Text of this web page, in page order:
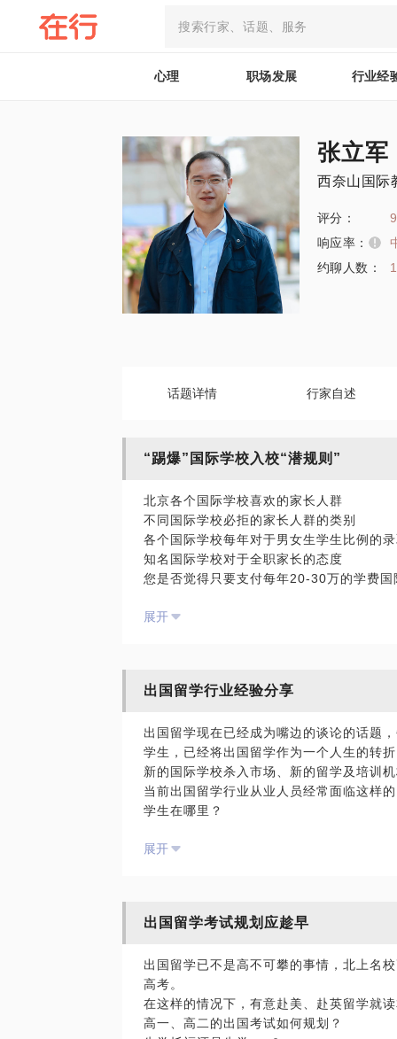
心理 职场发展 行业经
张立军
西奈山国际
评分：
响应率：
约聊人数：
话题详情 行家自述
“踢爆”国际学校入校“潜规则”
北京各个国际学校喜欢的家长人群
不同国际学校必拒的家长人群的类别
各个国际学校每年对于男女生学生比例的
知名国际学校对于全职家长的态度
您是否觉得只要支付每年20-30万的学费
如果您是一个全职妈妈
如果您的孩子在读学校是口碑较弱的国际
如果您觉得到了5-6月份再给孩子报名国际
那么您理想中的顶尖国际学校里的绝大部
展开
出国留学行业经验分享
出国留学现在已经成为嘴边的谈论的话题
学生，已经将出国留学作为一个人生的转
新的国际学校杀入市场、新的留学及培训
当前出国留学行业从业人员经常面临这样
学生在哪里？
百度烧钱、同业推荐虽然见效快，但百度
作3年以上。
如何找到目标客户？
他们在哪里？
口碑营销如何养成？
低成本的营销模式是什么？
展开
出国留学考试规划应趁早
出国留学已不是高不可攀的事情，北上名
高考。
在这样的情况下，有意赴美、赴英留学就
高一、高二的出国考试如何规划？